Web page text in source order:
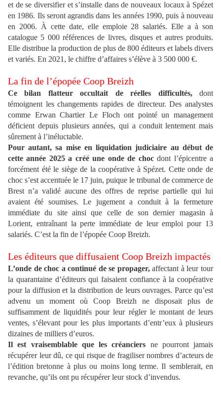
et de se diversifier et s’installe dans de nouveaux locaux à Spézet
en 1986. Ils seront agrandis dans les années 1990, puis à nouveau
en 2006. À cette date, elle emploie 28 salariés. Elle a à son
catalogue 5 000 références de livres, disques et autres produits.
Elle distribue la production de plus de 800 éditeurs et labels divers
et variés. En 2021, le chiffre d’affaires s’élève à 3 500 000 €.
La fin de l’épopée Coop Breizh
Ce bilan flatteur occultait de réelles difficultés,dont
témoignent les changements rapides de directeur. Des analystes
comme Erwan Chartier Le Floch ont pointé un management
déficient depuis plusieurs années, qui a conduit lentement mais
sûrement à l’inéluctable.
Pour autant, sa mise en liquidation judiciaire au début de
cette année 2025 a créé une onde de chocdont l’épicentre a
forcément été le siège de la coopérative à Spézet. Cette onde de
choc s’est accentuée le 17 juin, puique le tribunal de commerce de
Brest n’a validé aucune des offres de reprise partielle qui lui
avaient été soumises. Le jugement a conduit à la fermeture
immédiate du site ainsi que celle de son dernier magasin à
Lorient, entraînant la perte immédiate de leur emploi pour 13
salariés. C’est la fin de l’épopée Coop Breizh.
Les éditeurs que diffusaient Coop Breizh impactés
L’onde de choc a continué de se propager,affectant à leur tour
la quarantaine d’éditeurs qui faisaient confiance à la coopérative
pour la diffusion et la distribution de leurs ouvrages. Parce qu’est
advenu un moment où Coop Breizh ne disposait plus de
suffisamment de liquidités pour leur régler le montant de leurs
ventes, s’élevant pour les plus importants d’entr’eux à plusieurs
dizaines de milliers d’euros.
Il est vraisemblable que les créanciers ne pourront jamais
récupérer leur dû, ce qui risque de fragiliser nombres d’acteurs de
l’édition bretonne à plus ou moins long terme. Il semblerait, en
revanche, qu’ils ont pu récupérer leur stock d’invendus.